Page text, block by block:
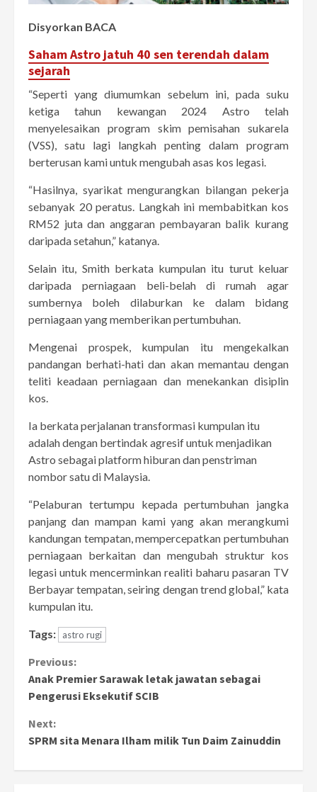
Disyorkan BACA
Saham Astro jatuh 40 sen terendah dalam
sejarah
“Seperti yang diumumkan sebelum ini, pada suku
ketiga tahun kewangan 2024 Astro telah
menyelesaikan program skim pemisahan sukarela
(VSS), satu lagi langkah penting dalam program
berterusan kami untuk mengubah asas kos legasi.
“Hasilnya, syarikat mengurangkan bilangan pekerja
sebanyak 20 peratus. Langkah ini membabitkan kos
RM52 juta dan anggaran pembayaran balik kurang
daripada setahun,” katanya.
Selain itu, Smith berkata kumpulan itu turut keluar
daripada perniagaan beli-belah di rumah agar
sumbernya boleh dilaburkan ke dalam bidang
perniagaan yang memberikan pertumbuhan.
Mengenai prospek, kumpulan itu mengekalkan
pandangan berhati-hati dan akan memantau dengan
teliti keadaan perniagaan dan menekankan disiplin
kos.
Ia berkata perjalanan transformasi kumpulan itu
adalah dengan bertindak agresif untuk menjadikan
Astro sebagai platform hiburan dan penstriman
nombor satu di Malaysia.
“Pelaburan tertumpu kepada pertumbuhan jangka
panjang dan mampan kami yang akan merangkumi
kandungan tempatan, mempercepatkan pertumbuhan
perniagaan berkaitan dan mengubah struktur kos
legasi untuk mencerminkan realiti baharu pasaran TV
Berbayar tempatan, seiring dengan trend global,” kata
kumpulan itu.
Tags: astro rugi
Continue
Reading
Previous:
Anak Premier Sarawak letak jawatan sebagai
Pengerusi Eksekutif SCIB
Next:
SPRM sita Menara Ilham milik Tun Daim Zainuddin